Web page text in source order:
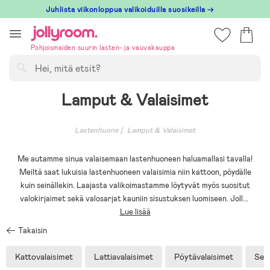
till
innehållet
Juhlista viikonloppua valikoiduilla suosikeilla →
Pohjoismaiden suurin lasten- ja vauvakauppa
Lamput & Valaisimet
Lastenhuone Lamput & Valaisimet
Me autamme sinua valaisemaan lastenhuoneen haluamallasi tavalla!
Meiltä saat lukuisia lastenhuoneen valaisimia niin kattoon, pöydälle
kuin seinällekin. Laajasta valikoimastamme löytyvät myös suositut
valokirjaimet sekä valosarjat kauniin sisustuksen luomiseen. Joll...
Lue lisää
Takaisin
Kattovalaisimet Lattiavalaisimet Pöytävalaisimet